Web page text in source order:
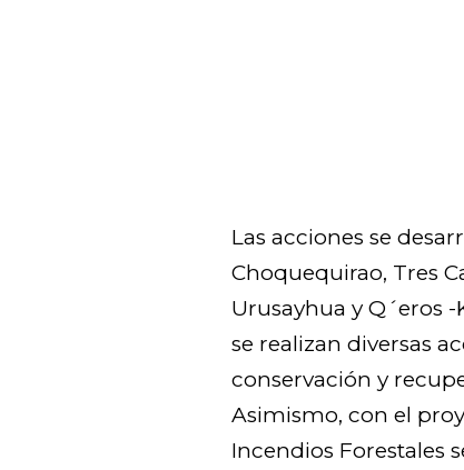
Las acciones se
Choquequirao, Tres
Urusayhua y Q´eros
se realizan diversas
conservación y
Asimismo, con el
Incendios Forestales